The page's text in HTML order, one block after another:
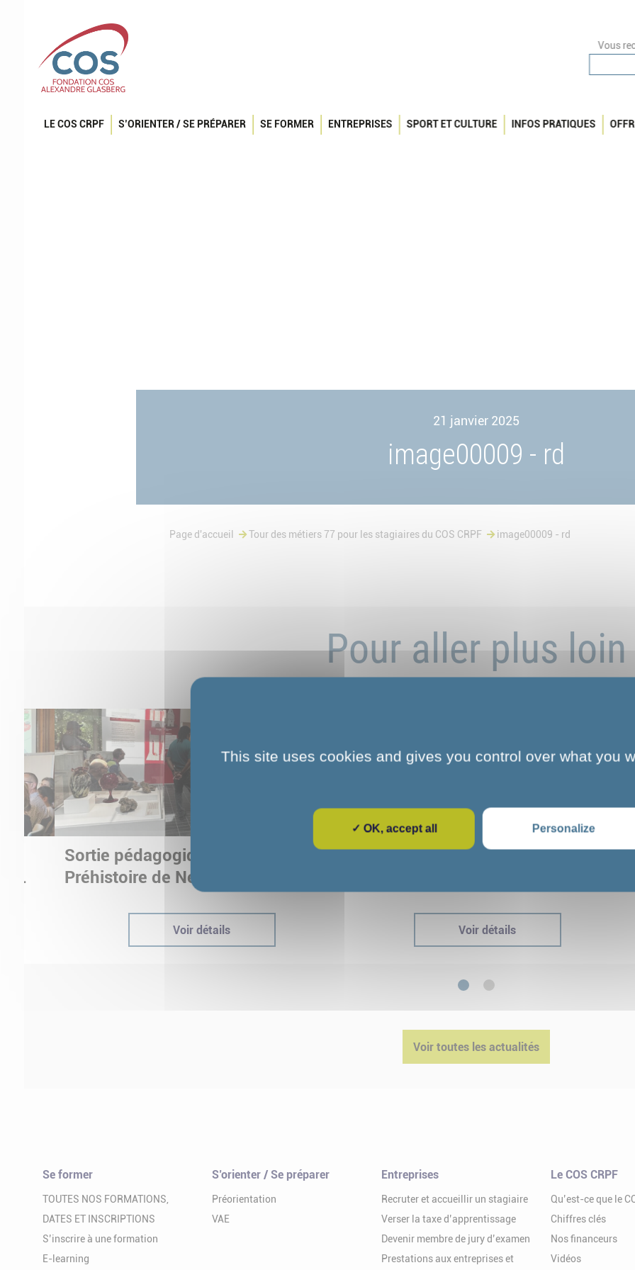
Vous
LE COS CRPF S’ORIENTER / SE PRÉPARER SE FORMER ENTREPRISES SPORT ET CULTURE INFOS PRATIQUES
21 janvier 2025
image00009 - rd
Page d'accueil Tour des métiers 77 pour les stagiaires du COS CRPF image00009 - rd
Pour aller plus loin
Sortie pédagogique au Musée de
Préhistoire de Nemours : apprendre
Voir détails
L'art et la culture s'invitent au COS
Voir détails
Voir toutes les actualités
Se former
TOUTES NOS FORMATIONS,
DATES ET INSCRIPTIONS
S’inscrire à une formation
E-learning
S’orienter / Se préparer
Préorientation
VAE
Entreprises
Recruter et accueillir un stagiaire
Verser la taxe d’apprentissage
Devenir membre de jury d’examen
Prestations aux entreprises et
Le COS CRPF
Qu’est-ce que le
Chiffres clés
Nos financeurs
Vidéos
This site uses cookies and gives you control over what you
✓ OK, accept all Personalize